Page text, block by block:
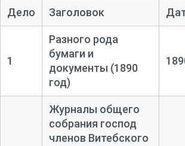
Дело Заголовок
1
Разного рода
бумаги и
документы (1890
год)
Журналы общего
собрания господ
членов Витебского